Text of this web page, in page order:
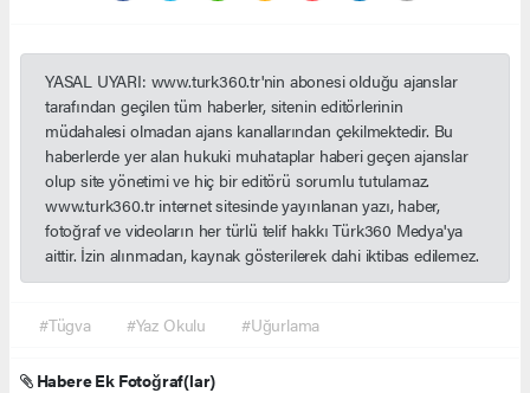
YASAL UYARI: www.turk360.tr'nin abonesi olduğu ajanslar
tarafından geçilen tüm haberler, sitenin editörlerinin
müdahalesi olmadan ajans kanallarından çekilmektedir. Bu
haberlerde yer alan hukuki muhataplar haberi geçen ajanslar
olup site yönetimi ve hiç bir editörü sorumlu tutulamaz.
www.turk360.tr internet sitesinde yayınlanan yazı, haber,
fotoğraf ve videoların her türlü telif hakkı Türk360 Medya'ya
aittir. İzin alınmadan, kaynak gösterilerek dahi iktibas edilemez.
#Tügva #Yaz Okulu #Uğurlama
Habere Ek Fotoğraf(lar)